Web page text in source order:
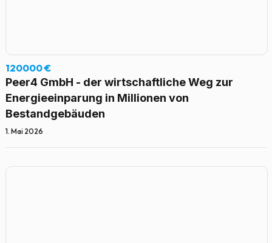
120000 €
Peer4 GmbH - der wirtschaftliche Weg zur
Energieeinparung in Millionen von
Bestandgebäuden
1. Mai 2026